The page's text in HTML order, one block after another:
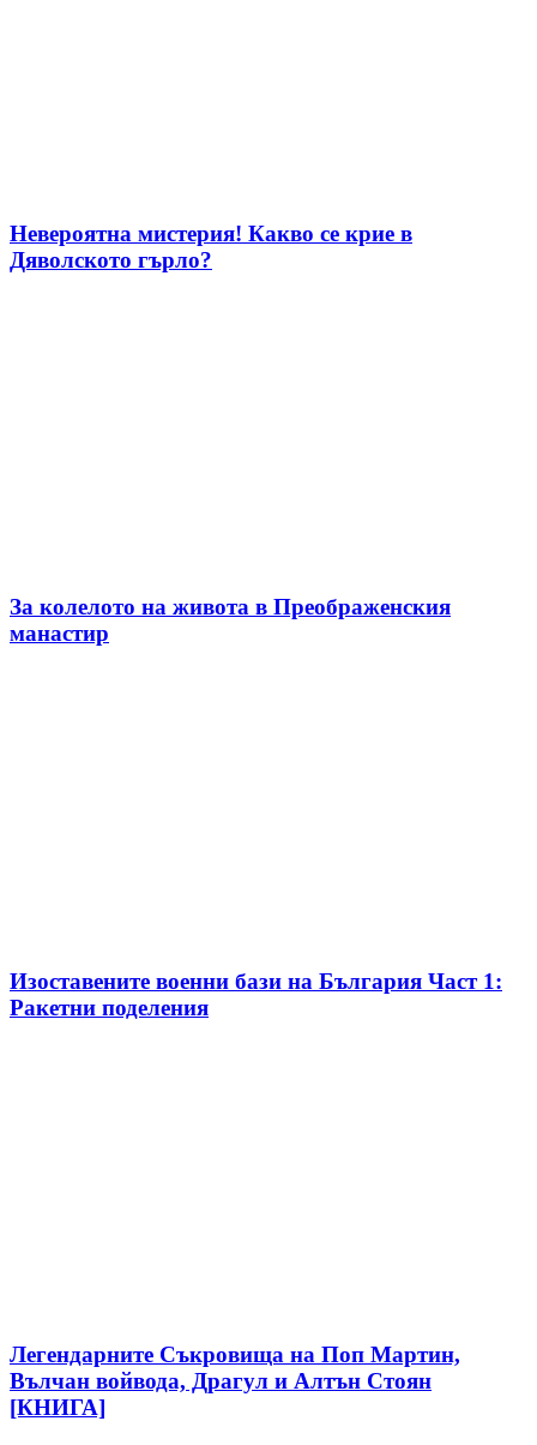
Невероятна мистерия! Какво се крие в
Дяволското гърло?
За колелото на живота в Преображенския
манастир
Изоставените военни бази на България Част 1:
Ракетни поделения
Легендарните Съкровища на Поп Мартин,
Вълчан войвода, Драгул и Алтън Стоян
[КНИГА]